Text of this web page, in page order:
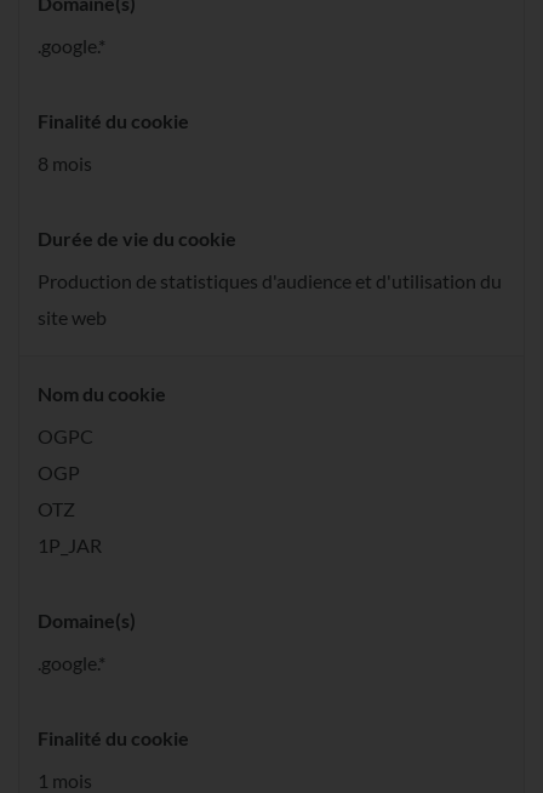
.google.*
Finalité du cookie
8 mois
Durée de vie du cookie
Production de statistiques d'audience et d'utilisation du
site web
Nom du cookie
OGPC
OGP
OTZ
1P_JAR
Domaine(s)
.google.*
Finalité du cookie
1 mois